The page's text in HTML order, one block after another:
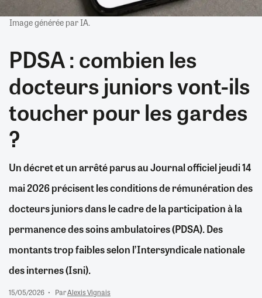
Image générée par IA.
PDSA : combien les
docteurs juniors vont-ils
toucher pour les gardes
?
Un décret et un arrêté parus au Journal officiel jeudi 14
mai 2026 précisent les conditions de rémunération des
docteurs juniors dans le cadre de la participation à la
permanence des soins ambulatoires (PDSA). Des
montants trop faibles selon l’Intersyndicale nationale
des internes (Isni).
15/05/2026 ParAlexis Vignais